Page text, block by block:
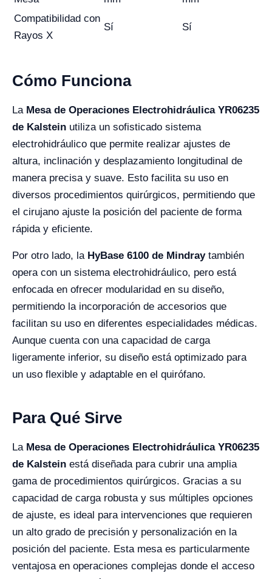
Compatibilidad con
Rayos X
Sí Sí
Cómo Funciona
La Mesa de Operaciones Electrohidráulica YR06235
de Kalstein utiliza un sofisticado sistema
electrohidráulico que permite realizar ajustes de
altura, inclinación y desplazamiento longitudinal de
manera precisa y suave. Esto facilita su uso en
diversos procedimientos quirúrgicos, permitiendo que
el cirujano ajuste la posición del paciente de forma
rápida y eficiente.
Por otro lado, la HyBase 6100 de Mindraytambién
opera con un sistema electrohidráulico, pero está
enfocada en ofrecer modularidad en su diseño,
permitiendo la incorporación de accesorios que
facilitan su uso en diferentes especialidades médicas.
Aunque cuenta con una capacidad de carga
ligeramente inferior, su diseño está optimizado para
un uso flexible y adaptable en el quirófano.
Para Qué Sirve
La Mesa de Operaciones Electrohidráulica YR06235
de Kalstein está diseñada para cubrir una amplia
gama de procedimientos quirúrgicos. Gracias a su
capacidad de carga robusta y sus múltiples opciones
de ajuste, es ideal para intervenciones que requieren
un alto grado de precisión y personalización en la
posición del paciente. Esta mesa es particularmente
ventajosa en operaciones complejas donde el acceso